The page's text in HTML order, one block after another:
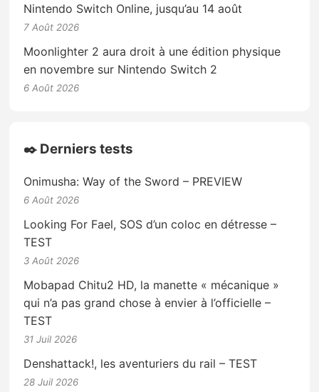
Nintendo Switch Online, jusqu’au 14 août
7 Août 2026
Moonlighter 2 aura droit à une édition physique
en novembre sur Nintendo Switch 2
6 Août 2026
✒️ Derniers tests
Onimusha: Way of the Sword – PREVIEW
6 Août 2026
Looking For Fael, SOS d’un coloc en détresse –
TEST
3 Août 2026
Mobapad Chitu2 HD, la manette « mécanique »
qui n’a pas grand chose à envier à l’officielle –
TEST
31 Juil 2026
Denshattack!, les aventuriers du rail – TEST
28 Juil 2026